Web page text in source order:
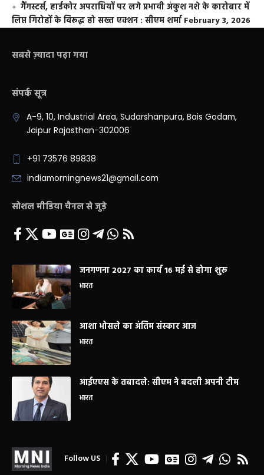
गैंगस्टर्स, हार्डकोर अपराधियों पर लगे प्रभावी अंकुश नशे के कारोबार में
लिप्त गिरोहों के विरूद्ध हो सख्त एक्शन : सीएम शर्मा February 3, 2026
सबसे ज़्यादा पढ़ा गया
संपर्क सूत्र
A-9, 10, Industrial Area, Sudarshanpura, Bais Godam,
Jaipur Rajasthan-302006
+91 73576 89838
indiamorningnews21@gmail.com
सोशल मीडिया चैनल से जुड़े
जनगणना 2027 का कार्य 16 मई से होगा शुरू
भारत
आशा भोसले का अंतिम संस्कार आज
भारत
आईएएस के तबादले: सीएम ने बदली अपनी टीम
भारत
Follow US